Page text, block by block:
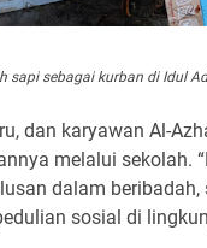
sapi sebagai kurban di Idul
dan karyawan Al-
melalui sekolah.
dalam beribadah,
sosial di